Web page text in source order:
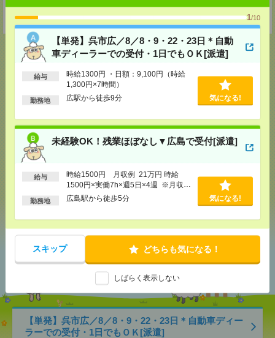
1/10
【単発】呉市広／8／8・9・22・23日＊自動
車ディーラーでの受付・1日でもＯＫ[派遣]
給与
時給1300円 ・日額：9,100円（時給
1,300円×7時間）
勤務地 広駅から徒歩9分 気になる!
未経験OK！残業ほぼなし▼広島で受付[派遣]
給与
時給1500円 月収例 21万円 時給
1500円×実働7h×週5日×4週 ※月収例
を保証するものではありません。※給
勤務地 広島駅から徒歩5分 気になる!
スキップ どちらも気になる！
しばらく表示しない
★今ならご来社登録でQUOカード2000円分をプレゼント中★
応募ページへ
気になる！ 電話応募
ブックマーク
あなたの閲覧履歴からの
おすすめ
【単発】呉市広／8／8・9・22・23日＊自動車ディー
ラーでの受付・1日でもＯＫ[派遣]